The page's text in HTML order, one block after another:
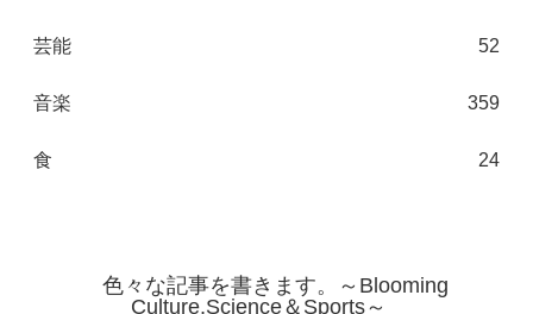
芸能 52
音楽 359
食 24
色々な記事を書きます。～Blooming
Culture,Science＆Sports～